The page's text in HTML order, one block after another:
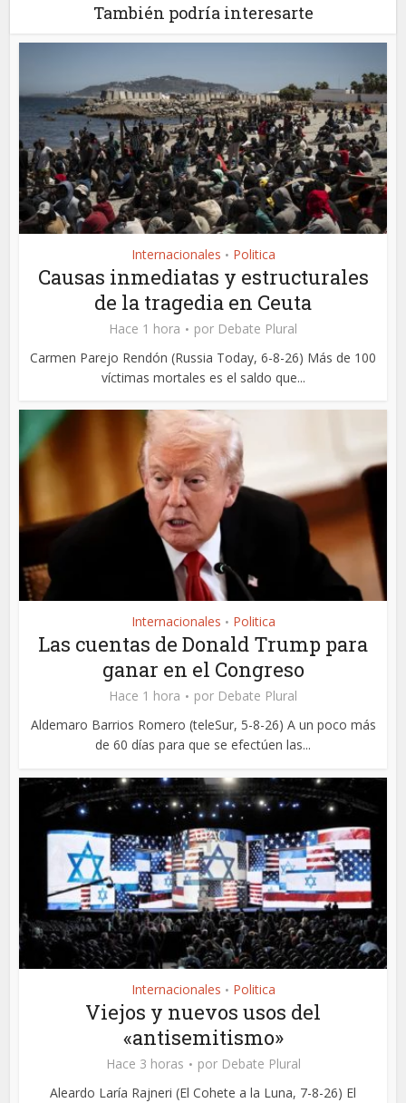
También podría interesarte
Internacionales • Politica
Causas inmediatas y estructurales
de la tragedia en Ceuta
Hace 1 hora por Debate Plural
Carmen Parejo Rendón (Russia Today, 6-8-26) Más de 100
víctimas mortales es el saldo que...
Internacionales • Politica
Las cuentas de Donald Trump para
ganar en el Congreso
Hace 1 hora por Debate Plural
Aldemaro Barrios Romero (teleSur, 5-8-26) A un poco más
de 60 días para que se efectúen las...
Internacionales • Politica
Viejos y nuevos usos del
«antisemitismo»
Hace 3 horas por Debate Plural
Aleardo Laría Rajneri (El Cohete a la Luna, 7-8-26) El